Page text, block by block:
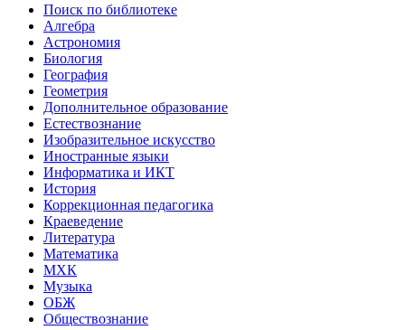
Поиск по библиотеке
Алгебра
Астрономия
Биология
География
Геометрия
Дополнительное образование
Естествознание
Изобразительное искусство
Иностранные языки
Информатика и ИКТ
История
Коррекционная педагогика
Краеведение
Литература
Математика
МХК
Музыка
ОБЖ
Обществознание